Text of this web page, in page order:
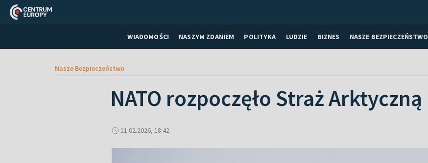
WIADOMOŚCI NASZYM ZDANIEM POLITYKA LUDZIE BIZNES NASZE BEZPIECZEŃSTWO
Nasze Bezpieczeństwo
NATO rozpoczęło Straż Arktyczną
11.02.2026, 18:42